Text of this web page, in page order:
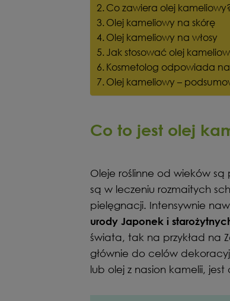
Co zawiera olej
Olej kameliowy na skórę
Olej kameliowy na włosy
Jak stosować olej
Kosmetolog odpowiada
Olej kameliowy –
Co to jest olej
Oleje roślinne od wieków
są w leczeniu rozmaitych
pielęgnacji. Intensywnie
urody Japonek i
świata, tak na przykład na
głównie do celów
lub olej z nasion kamelii,